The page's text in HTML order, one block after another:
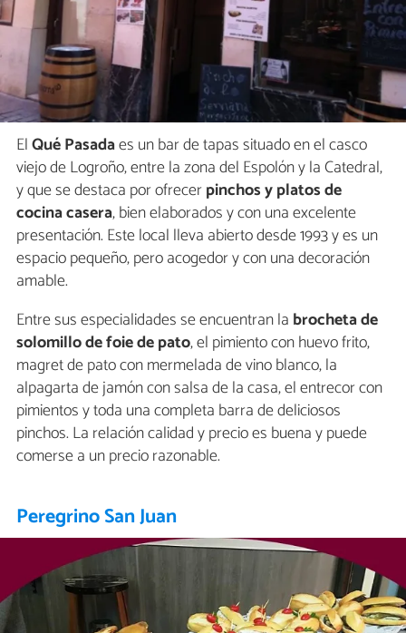
ElQué Pasadaes un bar de tapas situado en el casco
viejo de Logroño, entre la zona del Espolón y la Catedral,
y que se destaca por ofrecerpinchos y platos de
cocina casera, bien elaborados y con una excelente
presentación. Este local lleva abierto desde 1993 y es un
espacio pequeño, pero acogedor y con una decoración
amable.
Entre sus especialidades se encuentran la brocheta de
solomillo de foie de pato, el pimiento con huevo frito,
magret de pato con mermelada de vino blanco, la
alpagarta de jamón con salsa de la casa, el entrecor con
pimientos y toda una completa barra de deliciosos
pinchos. La relación calidad y precio es buena y puede
comerse a un precio razonable.
Peregrino San Juan